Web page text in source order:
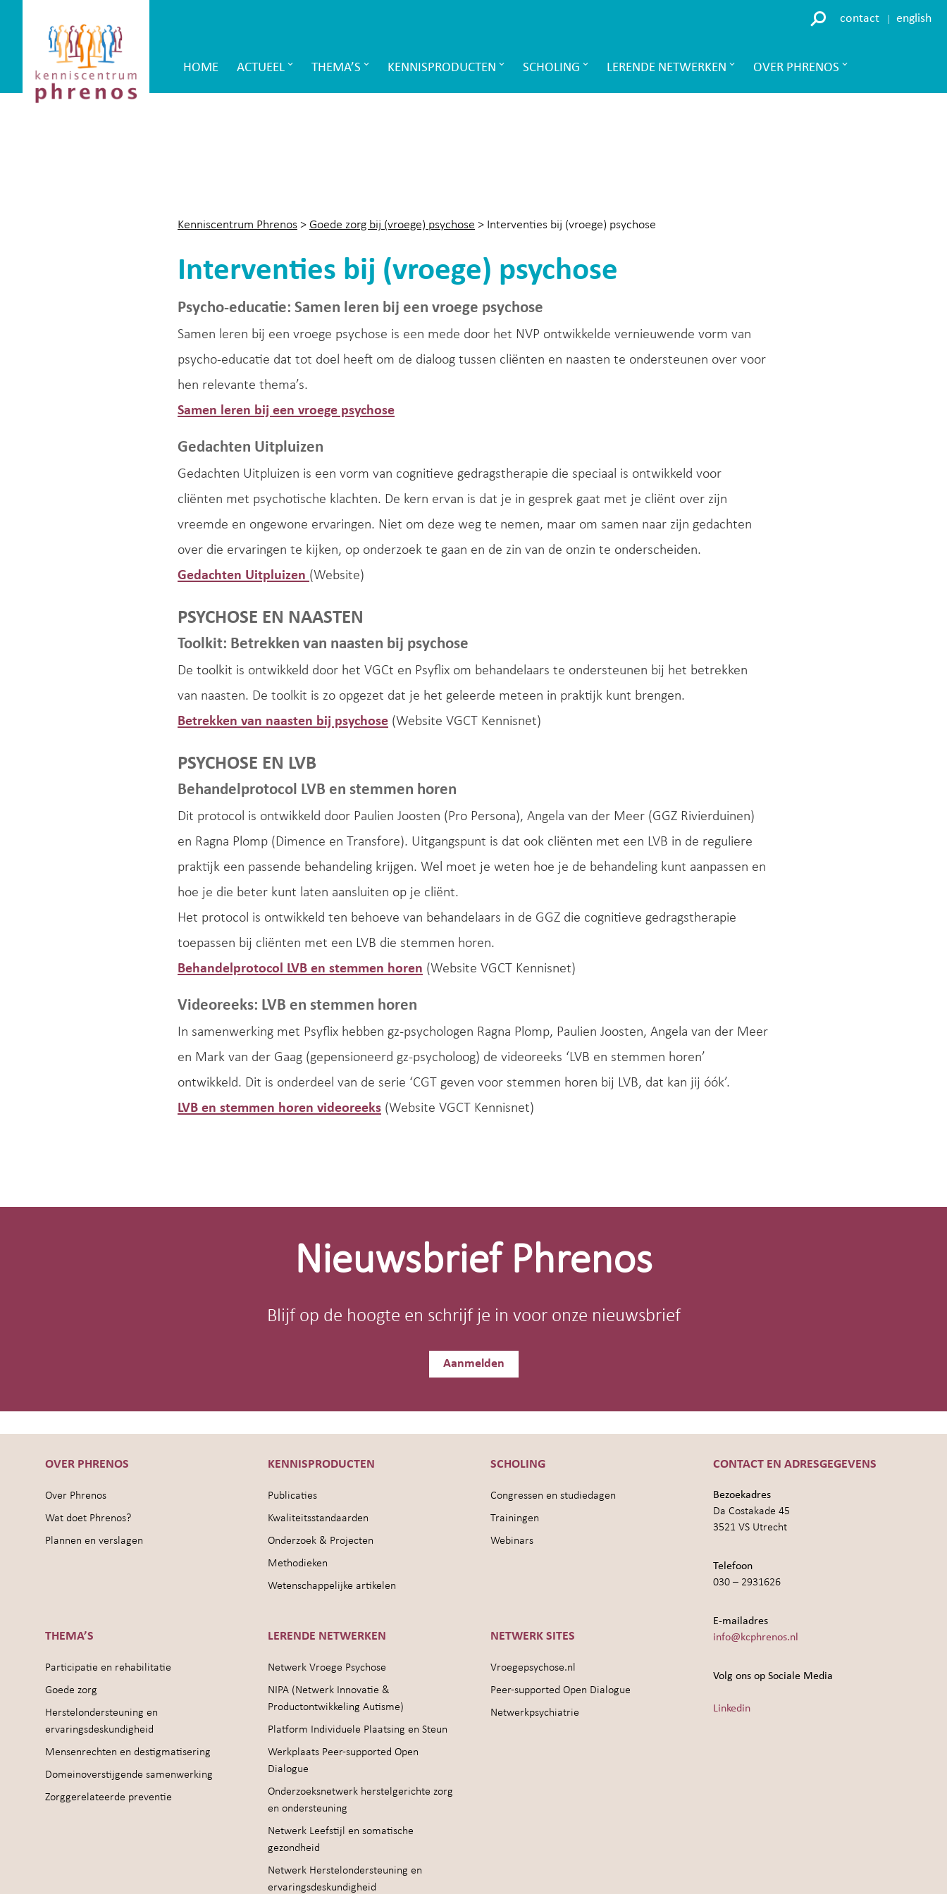
Phrenos
website
contact english
Main
HOME ACTUEEL THEMA’S KENNISPRODUCTEN SCHOLING LERENDE NETWERKEN OVER PHRENOS
Kenniscentrum Phrenos > Goede zorg bij (vroege) psychose > Interventies bij (vroege) psychose
Interventies bij (vroege) psychose
Psycho-educatie: Samen leren bij een vroege psychose
Samen leren bij een vroege psychose is een mede door het NVP ontwikkelde vernieuwende vorm van
psycho-educatie dat tot doel heeft om de dialoog tussen cliënten en naasten te ondersteunen over voor
hen relevante thema’s.
Samen leren bij een vroege psychose
Gedachten Uitpluizen
Gedachten Uitpluizen is een vorm van cognitieve gedragstherapie die speciaal is ontwikkeld voor
cliënten met psychotische klachten. De kern ervan is dat je in gesprek gaat met je cliënt over zijn
vreemde en ongewone ervaringen. Niet om deze weg te nemen, maar om samen naar zijn gedachten
over die ervaringen te kijken, op onderzoek te gaan en de zin van de onzin te onderscheiden.
Gedachten Uitpluizen (Website)
PSYCHOSE EN NAASTEN
Toolkit: Betrekken van naasten bij psychose
De toolkit is ontwikkeld door het VGCt en Psyflix om behandelaars te ondersteunen bij het betrekken
van naasten. De toolkit is zo opgezet dat je het geleerde meteen in praktijk kunt brengen.
Betrekken van naasten bij psychose (Website VGCT Kennisnet)
PSYCHOSE EN LVB
Behandelprotocol LVB en stemmen horen
Dit protocol is ontwikkeld door Paulien Joosten (Pro Persona), Angela van der Meer (GGZ Rivierduinen)
en Ragna Plomp (Dimence en Transfore). Uitgangspunt is dat ook cliënten met een LVB in de reguliere
praktijk een passende behandeling krijgen. Wel moet je weten hoe je de behandeling kunt aanpassen en
hoe je die beter kunt laten aansluiten op je cliënt.
Het protocol is ontwikkeld ten behoeve van behandelaars in de GGZ die cognitieve gedragstherapie
toepassen bij cliënten met een LVB die stemmen horen.
Behandelprotocol LVB en stemmen horen (Website VGCT Kennisnet)
Videoreeks: LVB en stemmen horen
In samenwerking met Psyflix hebben gz-psychologen Ragna Plomp, Paulien Joosten, Angela van der Meer
en Mark van der Gaag (gepensioneerd gz-psycholoog) de videoreeks ‘LVB en stemmen horen’
ontwikkeld. Dit is onderdeel van de serie ‘CGT geven voor stemmen horen bij LVB, dat kan jij óók’.
LVB en stemmen horen videoreeks (Website VGCT Kennisnet)
footer
Nieuwsbrief Phrenos
Blijf op de hoogte en schrijf je in voor onze nieuwsbrief
Aanmelden
OVER PHRENOS
Over Phrenos
Wat doet Phrenos?
Plannen en verslagen
KENNISPRODUCTEN
Publicaties
Kwaliteitsstandaarden
Onderzoek & Projecten
Methodieken
Wetenschappelijke artikelen
SCHOLING
Congressen en studiedagen
Trainingen
Webinars
THEMA’S
Participatie en rehabilitatie
Goede zorg
Herstelondersteuning en
ervaringsdeskundigheid
Mensenrechten en destigmatisering
Domeinoverstijgende samenwerking
Zorggerelateerde preventie
LERENDE NETWERKEN
Netwerk Vroege Psychose
NIPA (Netwerk Innovatie &
Productontwikkeling Autisme)
Platform Individuele Plaatsing en Steun
Werkplaats Peer-supported Open
Dialogue
Onderzoeksnetwerk herstelgerichte zorg
en ondersteuning
Netwerk Leefstijl en somatische
gezondheid
Netwerk Herstelondersteuning en
ervaringsdeskundigheid
NETWERK SITES
Vroegepsychose.nl
Peer-supported Open Dialogue
Netwerkpsychiatrie
CONTACT EN ADRESGEGEVENS
Bezoekadres
Da Costakade 45
3521 VS Utrecht
Telefoon
030 – 2931626
E-mailadres
info@kcphrenos.nl
Volg ons op Sociale Media
Linkedin